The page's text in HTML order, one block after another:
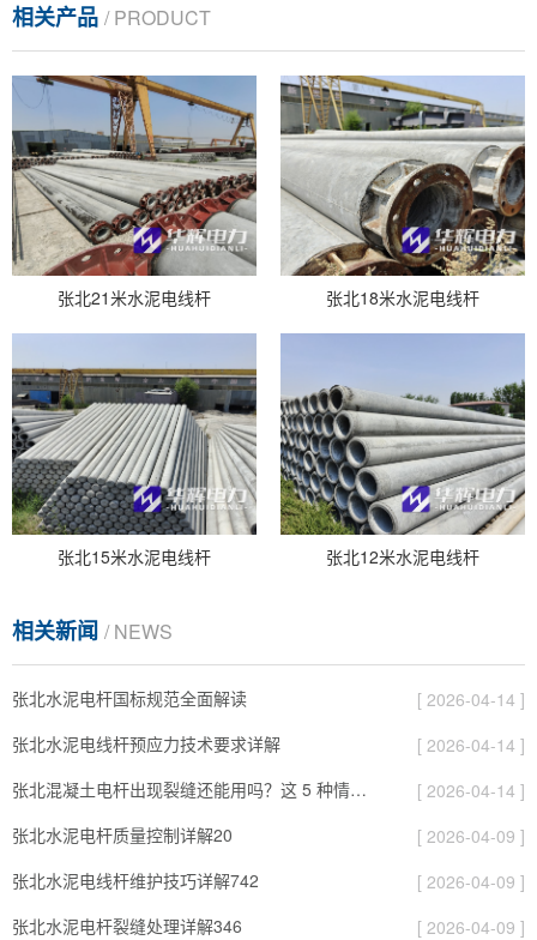
相关产品 / PRODUCT
张北21米水泥电线杆 张北18米水泥电线杆
张北15米水泥电线杆 张北12米水泥电线杆
相关新闻 / NEWS
张北水泥电杆国标规范全面解读
[ 2026-04-14 ]
张北水泥电线杆预应力技术要求详解
[ 2026-04-14 ]
张北混凝土电杆出现裂缝还能用吗？这 5 种情况要报废
[ 2026-04-14 ]
张北水泥电杆质量控制详解20
[ 2026-04-09 ]
张北水泥电线杆维护技巧详解742
[ 2026-04-09 ]
张北水泥电杆裂缝处理详解346
[ 2026-04-09 ]